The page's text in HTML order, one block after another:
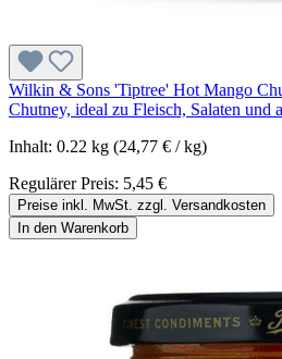
Wilkin & Sons 'Tiptree' Hot Mango
Chutney, ideal zu Fleisch, Salaten und
Inhalt: 0.22 kg (24,77 € / kg)
Regulärer Preis: 5,45 €
Preise inkl. MwSt. zzgl. Versandkosten
In den Warenkorb